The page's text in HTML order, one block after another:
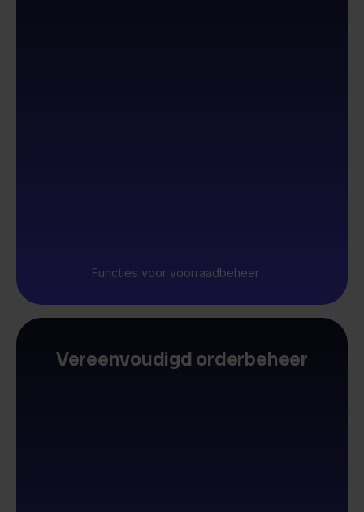
Functies voor voorraadbeheer
Vereenvoudigd orderbeheer